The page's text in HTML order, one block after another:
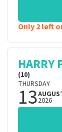
Only 2 left
HARRY
(10)
THURSDAY
132026